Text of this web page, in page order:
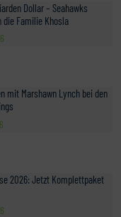
Dollar – Seahawks
die Familie Khosla
mit Marshawn Lynch bei den
2026: Jetzt Komplettpaket